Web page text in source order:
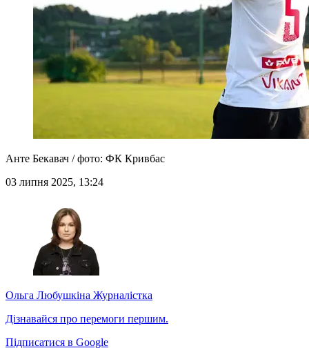
Анте Бекавач / фото: ФК Кривбас
03 липня 2025, 13:24
Ольга Любушкіна Журналістка
Дізнавайся про перемоги першим.
Підписатися в Google